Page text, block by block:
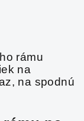
rámu
na
na spodnú